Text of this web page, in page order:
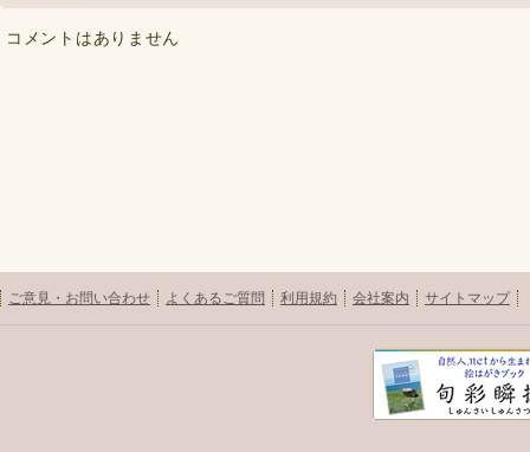
コメントはありません
ご意見・お問い合わせ よくあるご質問 利用規約 会社案内 サイトマップ